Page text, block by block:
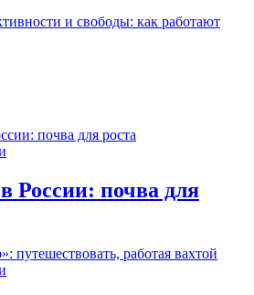
и свободы: как работают
России: почва для